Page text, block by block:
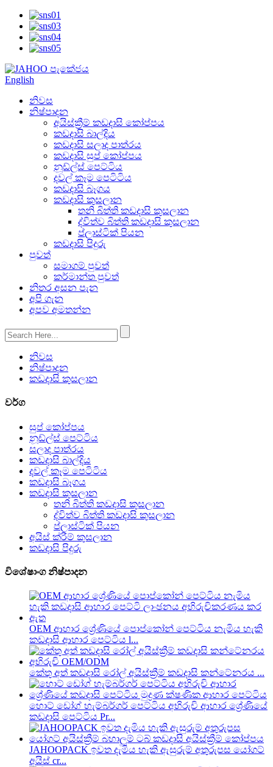
English
නිවස
නිෂ්පාදන
අයිස්ක්‍රීම් කඩදාසි කෝප්පය
කඩදාසි බාල්දිය
කඩදාසි සලාද පාත්රය
කඩදාසි සුප් කෝප්පය
නූඩ්ල්ස් පෙට්ටිය
දවල් කෑම පෙටිටිය
කඩදාසි බෑගය
කඩදාසි කුසලාන
තනි බිත්ති කඩදාසි කුසලාන
ද්විත්ව බිත්ති කඩදාසි කුසලාන
ප්ලාස්ටික් පියන
කඩදාසි පිදුරු
පුවත්
සමාගම් පුවත්
කර්මාන්ත පුවත්
නිතර අසන පැන
අපි ගැන
අපව අමතන්න
නිවස
නිෂ්පාදන
කඩදාසි කුසලාන
වර්ග
සුප් කෝප්පය
නූඩ්ල්ස් පෙට්ටිය
සලාද පාත්රය
කඩදාසි බාල්දිය
දවල් කෑම පෙටිටිය
කඩදාසි බෑගය
කඩදාසි කුසලාන
තනි බිත්ති කඩදාසි කුසලාන
ද්විත්ව බිත්ති කඩදාසි කුසලාන
ප්ලාස්ටික් පියන
අයිස් ක්රීම් කුසලාන
කඩදාසි පිදුරු
විශේෂාංග නිෂ්පාදන
OEM ආහාර ශ්‍රේණියේ පොප්කෝන් පෙට්ටිය නැමිය හැකි
කඩදාසි ආහාර පෙට්ටිය l...
කේතු අත් කඩදාසි රෝල් අයිස්ක්‍රීම් කඩදාසි කන්ටේනරය ...
හොට් ඩෝග් හැම්බර්ගර් පෙට්ටිය අභිරුචි ආහාර ශ්‍රේණියේ
කඩදාසි පෙට්ටිය Pr...
JAHOOPACK ඉවත දැමිය හැකි ඇසුරුම් අතුරුපස යෝගට්
අයිස් cr...